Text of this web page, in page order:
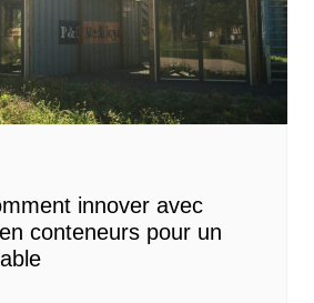
innover avec
conteneurs pour un